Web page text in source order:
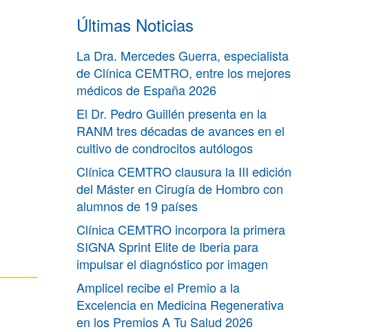
Últimas Noticias
La Dra. Mercedes Guerra, especialista
de Clínica CEMTRO, entre los mejores
médicos de España 2026
El Dr. Pedro Guillén presenta en la
RANM tres décadas de avances en el
cultivo de condrocitos autólogos
Clínica CEMTRO clausura la III edición
del Máster en Cirugía de Hombro con
alumnos de 19 países
Clínica CEMTRO incorpora la primera
SIGNA Sprint Elite de Iberia para
impulsar el diagnóstico por imagen
Amplicel recibe el Premio a la
Excelencia en Medicina Regenerativa
en los Premios A Tu Salud 2026